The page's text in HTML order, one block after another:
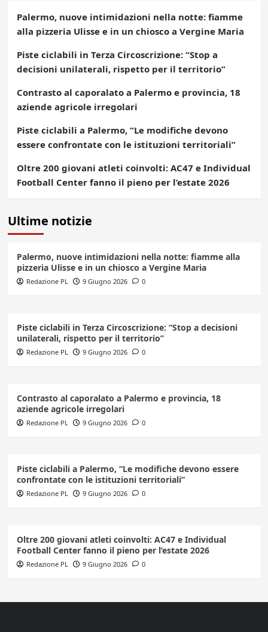
Palermo, nuove intimidazioni nella notte: fiamme
alla pizzeria Ulisse e in un chiosco a Vergine Maria
Piste ciclabili in Terza Circoscrizione: “Stop a
decisioni unilaterali, rispetto per il territorio”
Contrasto al caporalato a Palermo e provincia, 18
aziende agricole irregolari
Piste ciclabili a Palermo, “Le modifiche devono
essere confrontate con le istituzioni territoriali”
Oltre 200 giovani atleti coinvolti: AC47 e Individual
Football Center fanno il pieno per l’estate 2026
Ultime notizie
Palermo, nuove intimidazioni nella notte: fiamme alla
pizzeria Ulisse e in un chiosco a Vergine Maria
Redazione PL 9 Giugno 2026 0
Piste ciclabili in Terza Circoscrizione: “Stop a decisioni
unilaterali, rispetto per il territorio”
Redazione PL 9 Giugno 2026 0
Contrasto al caporalato a Palermo e provincia, 18
aziende agricole irregolari
Redazione PL 9 Giugno 2026 0
Piste ciclabili a Palermo, “Le modifiche devono essere
confrontate con le istituzioni territoriali”
Redazione PL 9 Giugno 2026 0
Oltre 200 giovani atleti coinvolti: AC47 e Individual
Football Center fanno il pieno per l’estate 2026
Redazione PL 9 Giugno 2026 0